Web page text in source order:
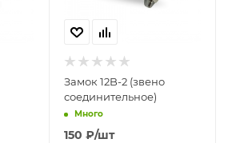
Замок 12B-2 (звено
соединительное)
Много
150 ₽/шт